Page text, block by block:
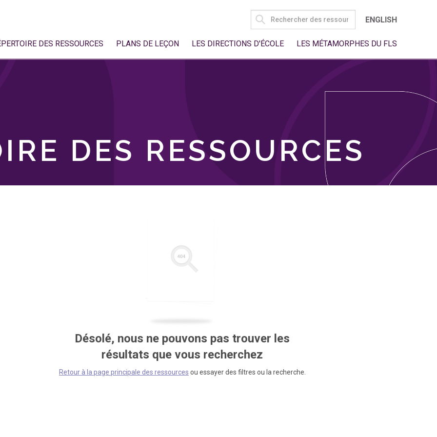
SEARCH
FOR:
ENGLISH
DES RESSOURCES PLANS DE LEÇON LES DIRECTIONS D'ÉCOLE LES MÉTAMORPHES DU FLS
DES RESSOURCES
Désolé, nous ne pouvons pas trouver les
résultats que vous recherchez
Retour à la page principale des ressources ou essayer des filtres ou la recherche.